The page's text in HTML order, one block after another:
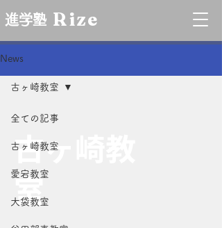
進学塾 Rize
News
全ての記事
古ヶ崎教室
愛宕教室
大袋教室
古ヶ崎教室
古ヶ崎教
室